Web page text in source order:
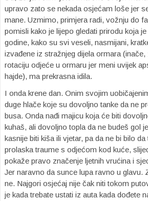
upravo zato se nekada osjećam loše jer
mane. Uzmimo, primjera radi, vožnju do
pomisli kako je lijepo gledati prirodu koja
godine, kako su svi veseli, nasmijani,
izvađene iz stražnjeg dijela ormara
rotaciju odjeće u ormaru jer meni uvijek
hajde), ma prekrasna idila.
I onda krene dan. Onim svojim
duge hlače koje su dovoljno tanke da ne
busa. Onda nađi majicu koja će biti
kuhaš, ali dovoljno topla da ne budeš gol
kasnije biti kiša ili vjetar, pa da ne bi bilo
prolaska traume s odjećom kod kuće,
pokaže pravo značenje ljetnih vrućina i
Jer naravno da sunce lupa ravno u glavu.
ne. Najgori osjećaj nije čak niti tokom
je kada trebate ustati iz auta kada dođete